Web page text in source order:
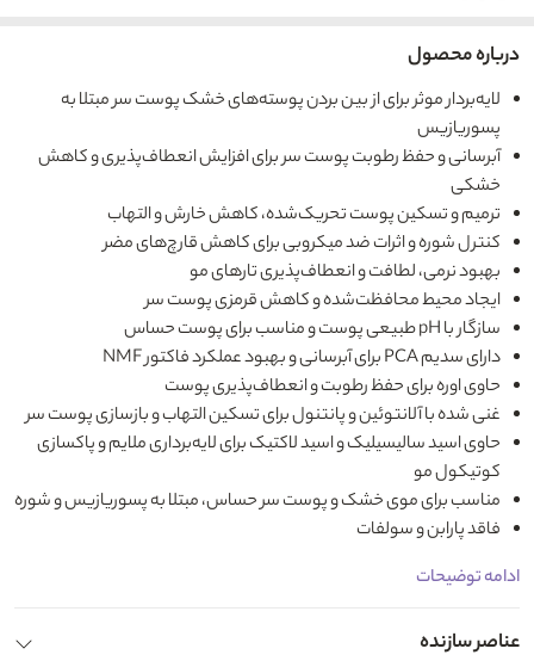
درباره محصول
لایه‌بردار موثر برای از بین بردن پوسته‌های خشک پوست سر مبتلا به
پسوریازیس
آبرسانی و حفظ رطوبت پوست سر برای افزایش انعطاف‌پذیری و کاهش
خشکی
ترمیم و تسکین پوست تحریک‌شده، کاهش خارش و التهاب
کنترل شوره و اثرات ضد میکروبی برای کاهش قارچ‌های مضر
بهبود نرمی، لطافت و انعطاف‌پذیری تارهای مو
ایجاد محیط محافظت‌شده و کاهش قرمزی پوست سر
سازگار با pH طبیعی پوست و مناسب برای پوست‌ حساس
دارای سدیم PCA برای آبرسانی و بهبود عملکرد فاکتور NMF
حاوی اوره برای حفظ رطوبت و انعطاف‌پذیری پوست
غنی شده با آلانتوئین و پانتنول برای تسکین التهاب و بازسازی پوست سر
حاوی اسید سالیسیلیک و اسید لاکتیک برای لایه‌برداری ملایم و پاکسازی
کوتیکول مو
مناسب برای موی خشک و پوست سر حساس، مبتلا به پسوریازیس و شوره
فاقد پارابن و سولفات
ادامه توضیحات
عناصر سازنده